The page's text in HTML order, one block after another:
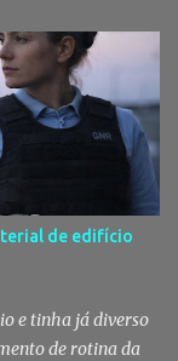
de edifício
e tinha já diverso
de rotina da